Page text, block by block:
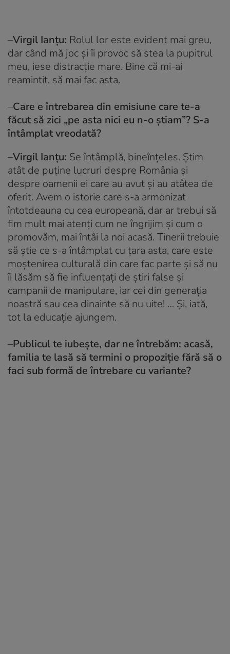
–Virgil Ianţu: Rolul lor este evident mai greu,
dar când mă joc şi îi provoc să stea la pupitrul
meu, iese distracție mare. Bine că mi-ai
reamintit, să mai fac asta.
–Care e întrebarea din emisiune care te-a
făcut să zici „pe asta nici eu n-o știam”? S-a
întâmplat vreodată?
–Virgil Ianţu: Se întâmplă, bineînțeles. Știm
atât de puține lucruri despre România şi
despre oamenii ei care au avut şi au atâtea de
oferit. Avem o istorie care s-a armonizat
întotdeauna cu cea europeană, dar ar trebui să
fim mult mai atenți cum ne îngrijim şi cum o
promovăm, mai întâi la noi acasă. Tinerii trebuie
să știe ce s-a întâmplat cu ţara asta, care este
moştenirea culturală din care fac parte şi să nu
îi lăsăm să fie influențați de știri false şi
campanii de manipulare, iar cei din generația
noastră sau cea dinainte să nu uite! … Şi, iată,
tot la educație ajungem.
–Publicul te iubește, dar ne întrebăm: acasă,
familia te lasă să termini o propoziție fără să o
faci sub formă de întrebare cu variante?